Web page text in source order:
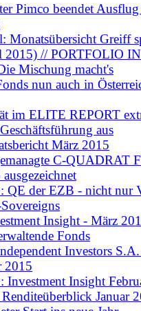
Pimco beendet
Monatsübersicht Greiff
2015) // PORTFOLIO
Mischung macht's
nun auch in
im ELITE REPORT
aus
März 2015
C-QUADRAT
QE der EZB - nicht nur
Insight - März
Fonds
Investors
2015
Investment Insight
Januar